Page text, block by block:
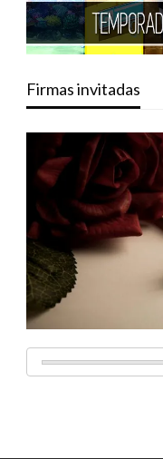
Firmas invitadas